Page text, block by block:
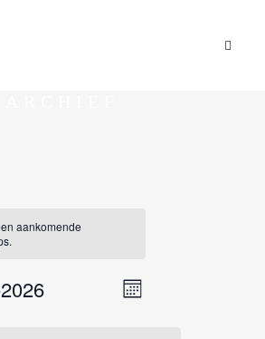
aankomende
WEERGAVEN
EVENEMENT
WEERGAVEN
Maand